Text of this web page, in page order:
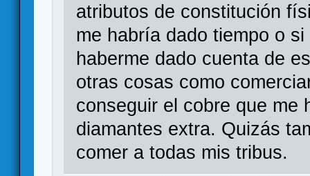
atributos de constitución
me habría dado tiempo o
haberme dado cuenta de
otras cosas como
conseguir el cobre que me
diamantes extra. Quizás
comer a todas mis tribus.